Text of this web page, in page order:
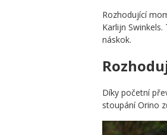
Rozhodující
Karlijn
náskok.
Díky početní
stoupání Orino